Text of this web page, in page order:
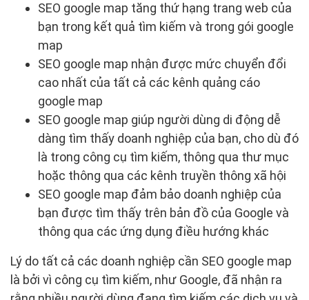
SEO google map tăng thứ hạng trang web của
bạn trong kết quả tìm kiếm và trong gói google
map
SEO google map nhận được mức chuyển đổi
cao nhất của tất cả các kênh quảng cáo
google map
SEO google map giúp người dùng di động dễ
dàng tìm thấy doanh nghiệp của bạn, cho dù đó
là trong công cụ tìm kiếm, thông qua thư mục
hoặc thông qua các kênh truyền thông xã hội
SEO google map đảm bảo doanh nghiệp của
bạn được tìm thấy trên bản đồ của Google và
thông qua các ứng dụng điều hướng khác
Lý do tất cả các doanh nghiệp cần SEO google map
là bởi vì công cụ tìm kiếm, như Google, đã nhận ra